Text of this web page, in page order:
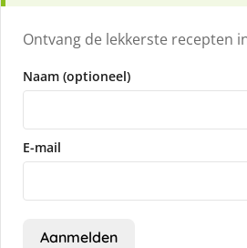
Ontvang de lekkerste recepten
Naam (optioneel)
E-mail
Aanmelden